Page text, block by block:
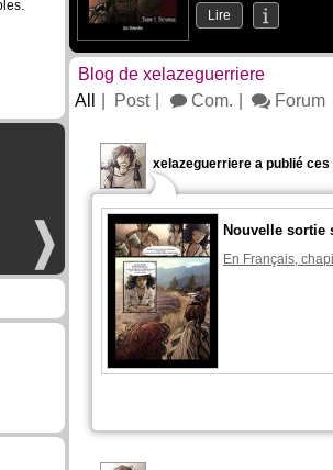
Lire
Blog de xelazeguerriere
All
Post Com. Forum
xelazeguerriere a publié ces
Nouvelle sortie
En Français,